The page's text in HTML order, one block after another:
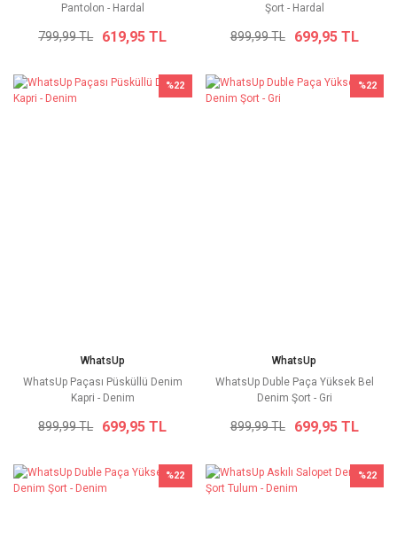
Pantolon - Hardal
799,99 TL 619,95 TL
Şort - Hardal
899,99 TL 699,95 TL
%22
WhatsUp
WhatsUp Paçası Püsküllü Denim
Kapri - Denim
899,99 TL 699,95 TL
%22
WhatsUp
WhatsUp Duble Paça Yüksek Bel
Denim Şort - Gri
899,99 TL 699,95 TL
%22 %22